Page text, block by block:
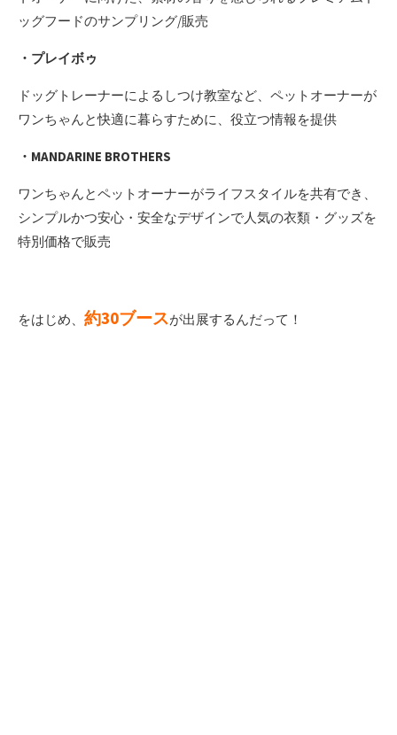
ッグフードのサンプリング/販売
・プレイボゥ
ドッグトレーナーによるしつけ教室など、ペットオーナーが
ワンちゃんと快適に暮らすために、役立つ情報を提供
・MANDARINE BROTHERS
ワンちゃんとペットオーナーがライフスタイルを共有でき、
シンプルかつ安心・安全なデザインで人気の衣類・グッズを
特別価格で販売
をはじめ、 約30ブースが出展するんだって！